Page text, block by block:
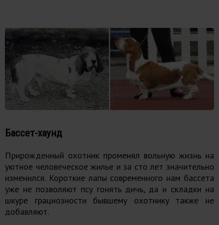
Бассет-хаунд
Прирожденный охотник променял вольную жизнь на
уютное человеческое жилье и за сто лет значительно
изменился. Короткие лапы современного нам бассета
уже не позволяют псу гонять дичь, да и складки на
шкуре грациозности бывшему охотнику также не
добавляют.